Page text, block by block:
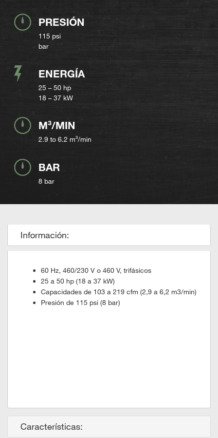
PRESIÓN
115 psi
bar
ENERGÍA
25 – 50 hp
18 – 37 kW
M³/MIN
2.9 to 6.2 m³/min
BAR
8 bar
Información:
60 Hz, 460/230 V o 460 V, trifásicos
25 a 50 hp (18 a 37 kW)
Capacidades de 103 a 219 cfm (2,9 a 6,2 m3/min)
Presión de 115 psi (8 bar)
Características: